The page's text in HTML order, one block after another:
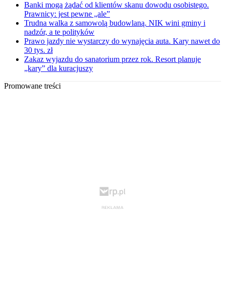
Banki mogą żądać od klientów skanu dowodu osobistego.
Prawnicy: jest pewne „ale”
Trudna walka z samowolą budowlaną. NIK wini gminy i
nadzór, a te polityków
Prawo jazdy nie wystarczy do wynajęcia auta. Kary nawet do
30 tys. zł
Zakaz wyjazdu do sanatorium przez rok. Resort planuje
„kary” dla kuracjuszy
Promowane treści